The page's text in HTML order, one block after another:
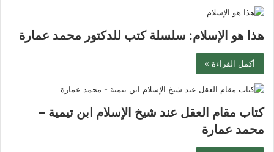
هذا هو الإسلام: سلسلة كتب للدكتور محمد عمارة
أكمل القراءة »
كتاب مقام العقل عند شيخ الإسلام ابن تيمية –
محمد عمارة